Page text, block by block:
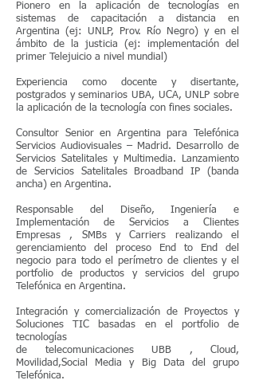
Pionero en la aplicación de tecnologías en
sistemas de capacitación a distancia en
Argentina (ej: UNLP, Prov. Río Negro) y en el
ámbito de la justicia (ej: implementación del
primer Telejuicio a nivel mundial)
Experiencia como docente y disertante,
postgrados y seminarios UBA, UCA, UNLP sobre
la aplicación de la tecnología con fines sociales.
Consultor Senior en Argentina para Telefónica
Servicios Audiovisuales – Madrid. Desarrollo de
Servicios Satelitales y Multimedia. Lanzamiento
de Servicios Satelitales Broadband IP (banda
ancha) en Argentina.
Responsable del Diseño, Ingeniería e
Implementación de Servicios a Clientes
Empresas , SMBs y Carriers realizando el
gerenciamiento del proceso End to End del
negocio para todo el perímetro de clientes y el
portfolio de productos y servicios del grupo
Telefónica en Argentina.
Integración y comercialización de Proyectos y
Soluciones TIC basadas en el portfolio de
tecnologías
de telecomunicaciones UBB , Cloud,
Movilidad,Social Media y Big Data del grupo
Telefónica.